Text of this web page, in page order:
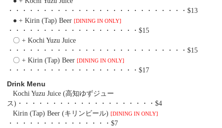
・・・・・・・・・・・・・・・・・・・・・・・・・・$13
● + Kirin (Tap) Beer [DINING IN ONLY]
・・・・・・・・・・・・・・・・・・・$15
〇 + Kochi Yuzu Juice
・・・・・・・・・・・・・・・・・・・・・・・・・・$15
〇 + Kirin (Tap) Beer [DINING IN ONLY]
・・・・・・・・・・・・・・・・・・・$17
Drink Menu
Kochi Yuzu Juice (高知ゆずジュー
ス)・・・・・・・・・・・・・・・・・・・・$4
Kirin (Tap) Beer (キリンビール) [DINING IN ONLY]
・・・・・・・・・・・・・・・$7